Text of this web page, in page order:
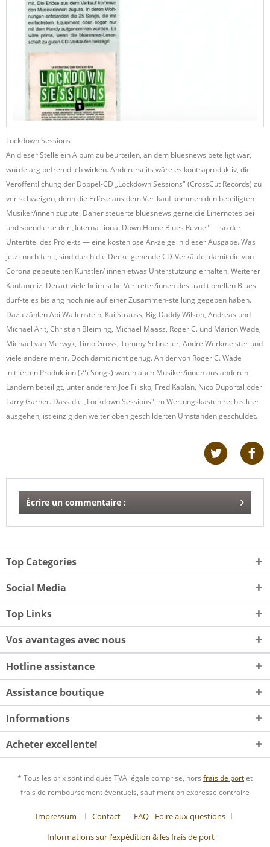
Lockdown Sessions
An dieser Stelle ein Album zu beurteilen, an dem bluesnews beteiligt war,
würde arg befremdlich wirken. Andererseits wäre es kontraproduktiv, die
Veröffentlichung der Doppel-CD „Lockdown Sessions" (CrossCut Records) zu
ver-schweigen, denn die Erlöse aus dem Ver-kauf kommen den beteiligten
Musiker/innen zugute. Daher steuerte bluesnews gerne die Linernotes bei
und spendierte der „Interna-tional Down Home Blues Revue" — so der
Untertitel des Projekts — eine kostenlose An-zeige in dieser Ausgabe. Was
jetzt noch fehlt, sind durch die Decke gehende CD-Verkäufe, damit die von
Corona gebeutelten Künstler/ innen etwas Unterstützung erhalten. Weiterer
Kaufanreiz: Derart viele heimische Vertreter/innen des traditionellen Blues
dürf-te es bislang noch nie auf einer Zusammen-stellung gegeben haben.
Dazu zählen Abi Wallenstein, Kai Strauss, Big Daddy Wilson, Andreas und
Michael Arlt, Christian Bleiming, Michael Maass, Roger C. und Marion Wade,
Michael van Merwyk, Timo Gross, Tommy Schneller, Andre Werkmeister und
viele andere mehr. Doch damit nicht genug. An der von Roger C. Wade
initiierten Produktion (25 Songs) waren auch Musiker/innen aus anderen
Ländern beteiligt, unter anderem Joe Filisko, Fred Kaplan, Nico Duportal oder
Larry Garner. Dass die „Lockdown Sessions" im Wertungskasten rechts leer
ausgehen, ist einzig den weiter oben geschilderten Umständen geschuldet.
Écrire un commentaire :
Top Categories
Social Media
Top Links
Vos avantages avec nous
Hotline assistance
Assistance boutique
Informations
Acheter excellente!
* Tous les prix sont indiqués TVA légale comprise, hors frais de portet
frais de remboursement éventuels, sauf mention expresse contraire
Impressum- Contact
FAQ - Foire aux questions
Informations sur l’expédition & les frais de port